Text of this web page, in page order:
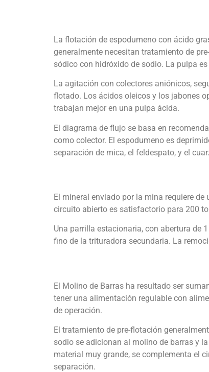
La flotación de espodumeno con ácido
generalmente necesitan tratamiento de
sódico con hidróxido de sodio. La pulpa
La agitación con colectores aniónicos,
flotado. Los ácidos oleicos y los jabones
trabajan mejor en una pulpa ácida.
El diagrama de flujo se basa en
como colector. El espodumeno es
separación de mica, el feldespato, y el
El mineral enviado por la mina requiere
circuito abierto es satisfactorio para 200
Una parrilla estacionaria, con abertura de
fino de la trituradora secundaria. La
El Molino de Barras ha resultado ser
tener una alimentación regulable con
de operación.
El tratamiento de pre-flotación
sodio se adicionan al molino de barras y
material muy grande, se complementa el
separación.